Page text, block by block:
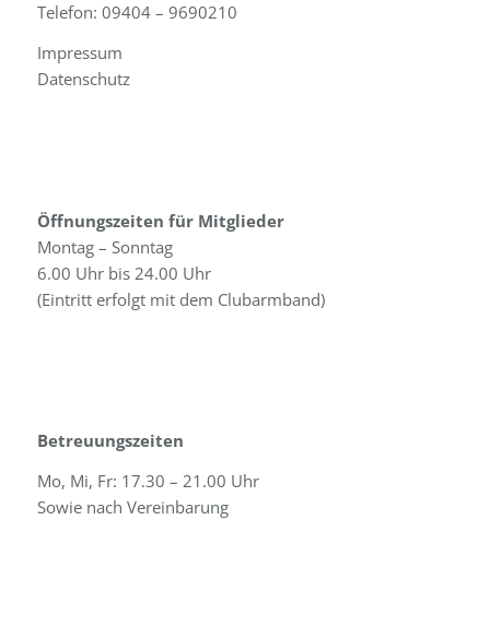
Telefon: 09404 – 9690210
Impressum
Datenschutz
Öffnungszeiten für Mitglieder
Montag – Sonntag
6.00 Uhr bis 24.00 Uhr
(Eintritt erfolgt mit dem Clubarmband)
Betreuungszeiten
Mo, Mi, Fr: 17.30 – 21.00 Uhr
Sowie nach Vereinbarung